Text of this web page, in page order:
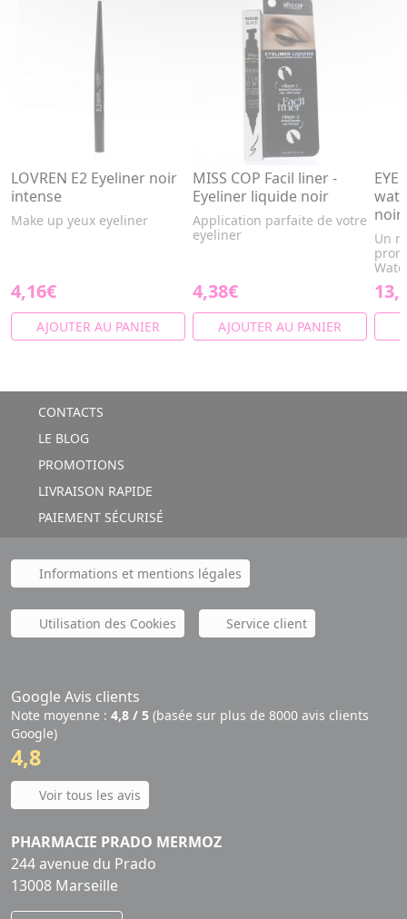
LOVREN E2 Eyeliner noir
intense
Make up yeux eyeliner
4,16€
AJOUTER AU PANIER
MISS COP Facil liner -
Eyeliner liquide noir
Application parfaite de votre
eyeliner
4,38€
AJOUTER AU PANIER
EYE
noir
Un
CONTACTS
LE BLOG
PROMOTIONS
LIVRAISON RAPIDE
PAIEMENT SÉCURISÉ
Informations et mentions légales
Utilisation des Cookies Service client
Google Avis clients
Note moyenne : 4,8 / 5 (basée sur plus de 8000 avis clients
Google)
4,8
Voir tous les avis
PHARMACIE PRADO MERMOZ
244 avenue du Prado
13008 Marseille